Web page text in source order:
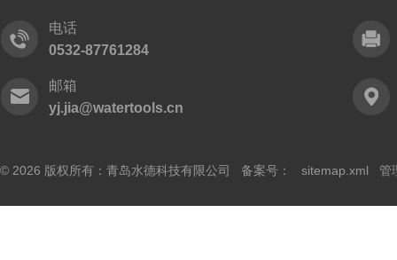
电话
0532-87761284
邮箱
yj.jia@watertools.cn
© 2026 版权所有：青岛水德科技有限公司 备案号： sitemap.xml 管